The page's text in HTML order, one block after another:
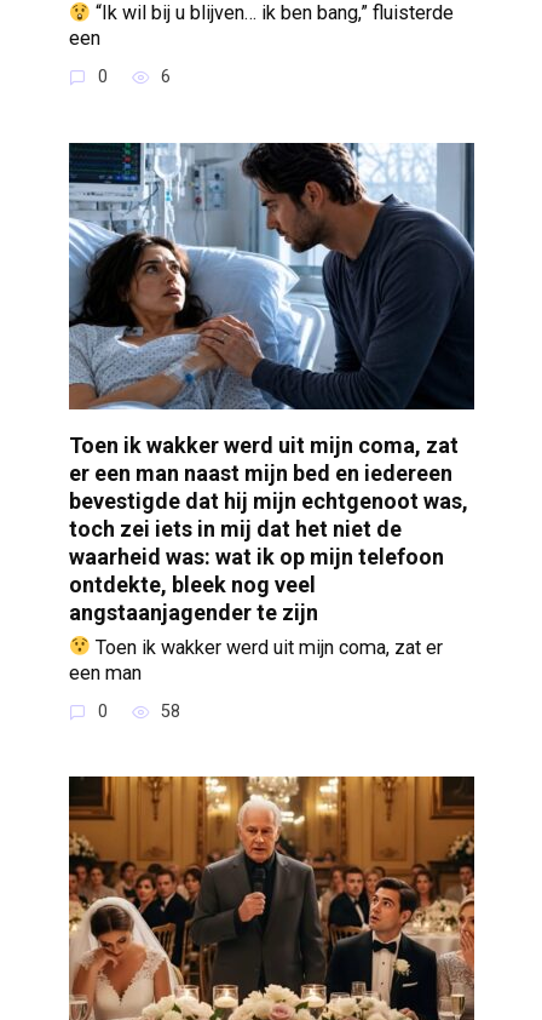
“Ik wil bij u blijven… ik ben bang,” fluisterde
een
0 6
Toen ik wakker werd uit mijn coma, zat
er een man naast mijn bed en iedereen
bevestigde dat hij mijn echtgenoot was,
toch zei iets in mij dat het niet de
waarheid was: wat ik op mijn telefoon
ontdekte, bleek nog veel
angstaanjagender te zijn
Toen ik wakker werd uit mijn coma, zat er
een man
0 58